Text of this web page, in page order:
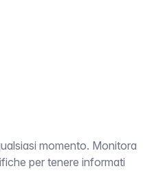
momento. Monitora
per tenere informati